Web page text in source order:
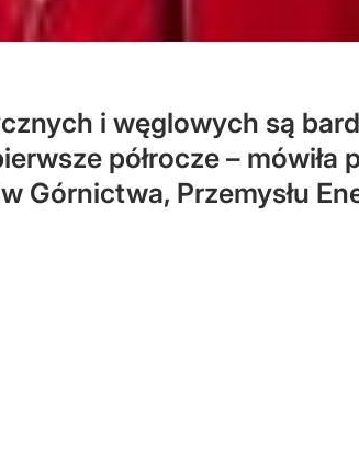
i węglowych są
półrocze –
Górnictwa, Przemysłu